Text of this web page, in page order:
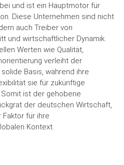
und ist ein Hauptmotor für
Diese Unternehmen sind nicht
auch Treiber von
und wirtschaftlicher Dynamik.
Werten wie Qualität,
verleiht der
Basis, während ihre
sie für zukünftige
ist der gehobene
der deutschen Wirtschaft,
für ihre
Kontext.